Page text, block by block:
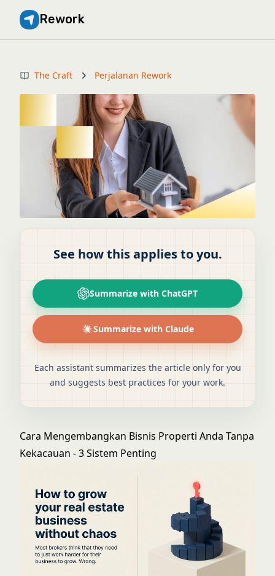
Rework
The Craft Perjalanan Rework
See how this applies to you.
Summarize with ChatGPT
Summarize with Claude
Each assistant summarizes the article only for you
and suggests best practices for your work.
Cara Mengembangkan Bisnis Properti Anda Tanpa
Kekacauan - 3 Sistem Penting